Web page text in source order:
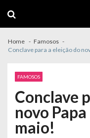
navigation
content
Home
Famosos
Conclave para a eleição do
FAMOSOS
Conclave
novo
maio!